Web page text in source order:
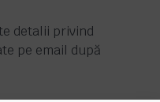
detalii privind
pe email după